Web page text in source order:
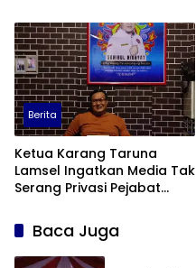
Berita
Ketua Karang Taruna
Lamsel Ingatkan Media Tak
Serang Privasi Pejabat
Baca Juga